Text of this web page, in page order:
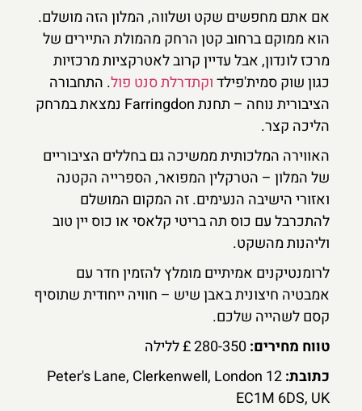
אם אתם מחפשים שקט ושלווה, המלון הזה מושלם.
הוא ממוקם ברחוב קטן הרחק מהמולת התיירים של
מרכז לונדון, אבל עדיין קרוב לאטרקציות מרכזיות
כגון שוק סמית'פילדוקתדרלת סנט פול . התחבורה
הציבורית נוחה – תחנת Farringdon נמצאת במרחק
הליכה קצר.
האווירה המלכותית ממשיכה גם בחללים הציבוריים
של המלון – הטרקלין המפואר, הספרייה הקטנה
ואזורי הישיבה הנעימים. זה המקום המושלם
להתכרבל עם כוס תה בריטי קלאסי או כוס יין טוב
וליהנות מהשקט.
לרומנטיקנים אמיתיים מומלץ להזמין חדר עם
אמבטיה חיצונית באבן שיש – חוויה ייחודית שתוסיף
קסם לשהייה שלכם.
טווח מחירים:280-350 £ ללילה
כתובת:
12 Peter's Lane, Clerkenwell, London
EC1M 6DS, UK